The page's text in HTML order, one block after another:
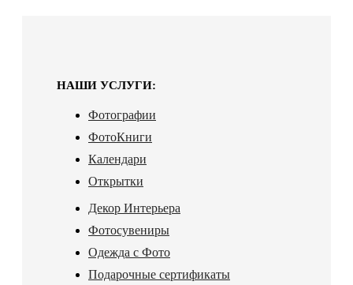
НАШИ УСЛУГИ:
Фотографии
ФотоКниги
Календари
Открытки
Декор Интерьера
Фотосувениры
Одежда с Фото
Подарочные сертификаты